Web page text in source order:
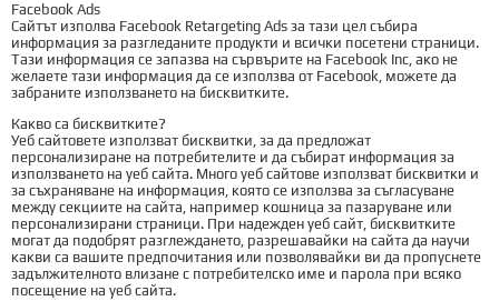
Facebook Ads
Сайтът изполва Facebook Retargeting Ads за тази цел събира
информация за разгледаните продукти и всички посетени страници.
Тази информация се запазва на сървърите на Facebook Inc, ако не
желаете тази информация да се използва от Facebook, можете да
забраните използването на бисквитките.
Какво са бисквитките?
Уеб сайтовете използват бисквитки, за да предложат
персонализиране на потребителите и да събират информация за
използването на уеб сайта. Много уеб сайтове използват бисквитки и
за съхраняване на информация, която се използва за съгласуване
между секциите на сайта, например кошница за пазаруване или
персонализирани страници. При надежден уеб сайт, бисквитките
могат да подобрят разглеждането, разрешавайки на сайта да научи
какви са вашите предпочитания или позволявайки ви да пропуснете
задължителното влизане с потребителско име и парола при всяко
посещение на уеб сайта.